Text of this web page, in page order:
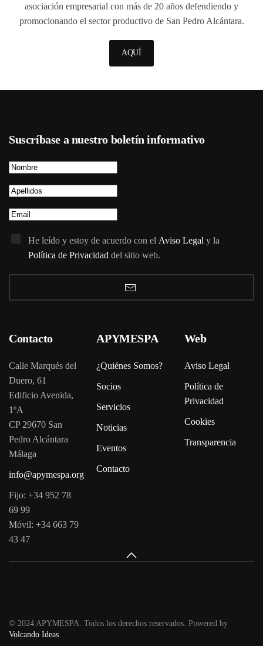
asociación empresarial con más de 20 años defendiendo y
promocionando el sector productivo de San Pedro Alcántara.
AQUÍ
Suscríbase a nuestro boletín informativo
He leído y estoy de acuerdo con el Aviso Legal y la
Política de Privacidad del sitio web.
Contacto
Calle Marqués del
Duero, 61
Edificio Avenida,
1ºA
CP 29670 San
Pedro Alcántara
Málaga
info@apymespa.org
Fijo: +34 952 78
69 99
Móvil: +34 663 79
43 47
APYMESPA
¿Quiénes Somos?
Socios
Servicios
Noticias
Eventos
Contacto
Web
Aviso Legal
Política de
Privacidad
Cookies
Transparencia
© 2024 APYMESPA. Todos los derechos reservados. Powered by
Volcando Ideas